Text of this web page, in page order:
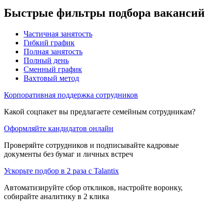
Быстрые фильтры подбора вакансий
Частичная занятость
Гибкий график
Полная занятость
Полный день
Сменный график
Вахтовый метод
Корпоративная поддержка сотрудников
Какой соцпакет вы предлагаете семейным сотрудникам?
Оформляйте кандидатов онлайн
Проверяйте сотрудников и подписывайте кадровые
документы без бумаг и личных встреч
Ускорьте подбор в 2 раза с Talantix
Автоматизируйте сбор откликов, настройте воронку,
собирайте аналитику в 2 клика